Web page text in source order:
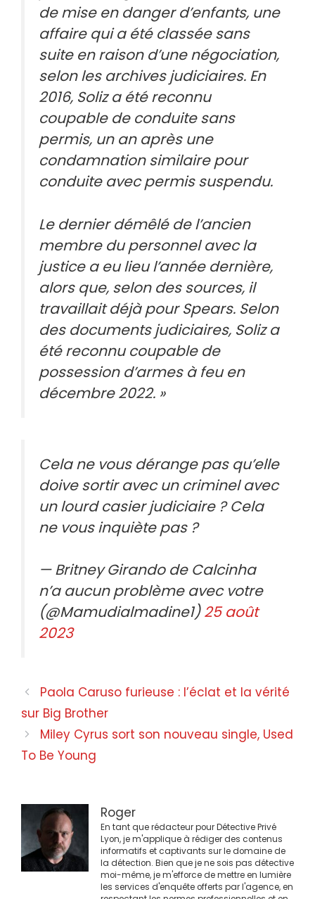
de mise en danger d’enfants, une
affaire qui a été classée sans
suite en raison d’une négociation,
selon les archives judiciaires. En
2016, Soliz a été reconnu
coupable de conduite sans
permis, un an après une
condamnation similaire pour
conduite avec permis suspendu.
Le dernier démêlé de l’ancien
membre du personnel avec la
justice a eu lieu l’année dernière,
alors que, selon des sources, il
travaillait déjà pour Spears. Selon
des documents judiciaires, Soliz a
été reconnu coupable de
possession d’armes à feu en
décembre 2022. »
Cela ne vous dérange pas qu’elle
doive sortir avec un criminel avec
un lourd casier judiciaire ? Cela
ne vous inquiète pas ?
— Britney Girando de Calcinha
n’a aucun problème avec votre
(@Mamudialmadine1)25 août
2023
Navigation
des
articles
Paola Caruso furieuse : l’éclat et la vérité
sur Big Brother
Miley Cyrus sort son nouveau single, Used
To Be Young
Roger
En tant que rédacteur pour Détective Privé
Lyon, je m'applique à rédiger des contenus
informatifs et captivants sur le domaine de
la détection. Bien que je ne sois pas détective
moi-même, je m'efforce de mettre en lumière
les services d'enquête offerts par l'agence, en